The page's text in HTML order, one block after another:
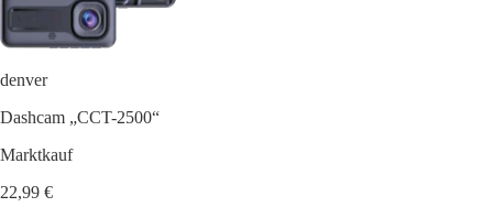
denver
Dashcam „CCT-2500“
Marktkauf
22,99 €